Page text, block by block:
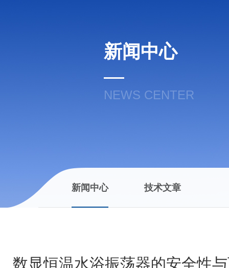
新闻中心
NEWS CENTER
新闻中心 技术文章
数显恒温水浴振荡器的安全性